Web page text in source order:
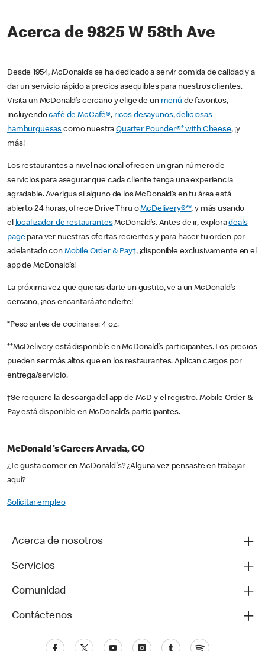
Acerca de 9825 W 58th Ave
Desde 1954, McDonald’s se ha dedicado a servir comida de calidad y a
dar un servicio rápido a precios asequibles para nuestros clientes.
Visita un McDonald’s cercano y elige de un menú de favoritos,
incluyendocafé de McCafé®, ricos desayunos,deliciosas
hamburguesas como nuestraQuarter Pounder®* with Cheese, ¡y
más!
Los restaurantes a nivel nacional ofrecen un gran número de
servicios para asegurar que cada cliente tenga una experiencia
agradable. Averigua si alguno de los McDonald’s en tu área está
abierto 24 horas, ofrece Drive Thru oMcDelivery®**, y más usando
el localizador de restaurantesMcDonald’s. Antes de ir, exploradeals
pagepara ver nuestras ofertas recientes y para hacer tu orden por
adelantado con Mobile Order & Pay†, ¡disponible exclusivamente en el
app de McDonald’s!
La próxima vez que quieras darte un gustito, ve a un McDonald’s
cercano, ¡nos encantará atenderte!
*Peso antes de cocinarse: 4 oz.
**McDelivery está disponible en McDonald’s participantes. Los precios
pueden ser más altos que en los restaurantes. Aplican cargos por
entrega/servicio.
†Se requiere la descarga del app de McD y el registro. Mobile Order &
Pay está disponible en McDonald’s participantes.
McDonald's Careers Arvada, CO
¿Te gusta comer en McDonald's? ¿Alguna vez pensaste en trabajar
aquí?
Solicitar empleo
Acerca de nosotros
Servicios
Comunidad
Contáctenos